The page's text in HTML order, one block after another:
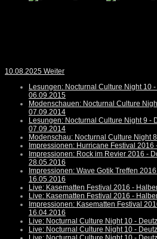
10.08.2025 Weiter
Lesungen: Nocturnal Culture Night 10
06.09.2015
Modenschauen: Nocturnal Culture
07.09.2014
Lesungen: Nocturnal Culture Night 9 -
07.09.2014
Modenschau: Nocturnal Culture Night
Impressionen: Hurricane Festival
Impressionen: Rock im Revier 2016 -
28.05.2016
Impressionen: Wave Gotik Treffen
16.05.2016
Live: Kasematten Festival 2016 -
Live: Kasematten Festival 2016 -
Impressionen: Kasematten Festival
16.04.2016
Live: Nocturnal Culture Night 10 -
Live: Nocturnal Culture Night 10 -